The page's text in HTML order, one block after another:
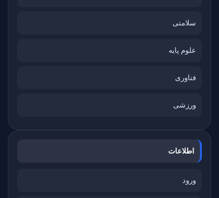
سلامتی
علوم پایه
فناوری
ورزشی
اطلاعات
ورود